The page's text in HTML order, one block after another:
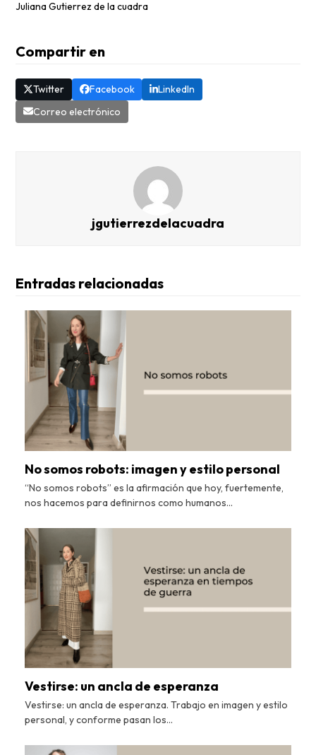
Juliana Gutierrez de la cuadra
Compartir en
Twitter Facebook
LinkedIn
Correo electrónico
jgutierrezdelacuadra
Entradas relacionadas
No somos robots: imagen y estilo personal
“No somos robots” es la afirmación que hoy, fuertemente,
nos hacemos para definirnos como humanos…
Vestirse: un ancla de esperanza
Vestirse: un ancla de esperanza. Trabajo en imagen y estilo
personal, y conforme pasan los…